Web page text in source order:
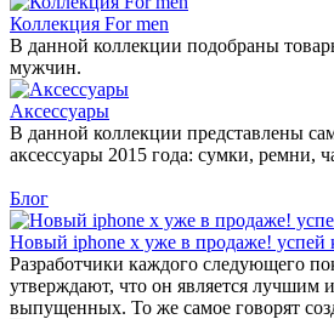
Коллекция For men
В данной коллекции подобраны
мужчин.
Аксессуары
В данной коллекции представлены
аксессуары 2015 года: сумки, ремни,
Блог
Новый iphone x уже в продаже! успей
Разработчики каждого следующего
утверждают, что он является лучшим
выпущенных. То же самое говорят